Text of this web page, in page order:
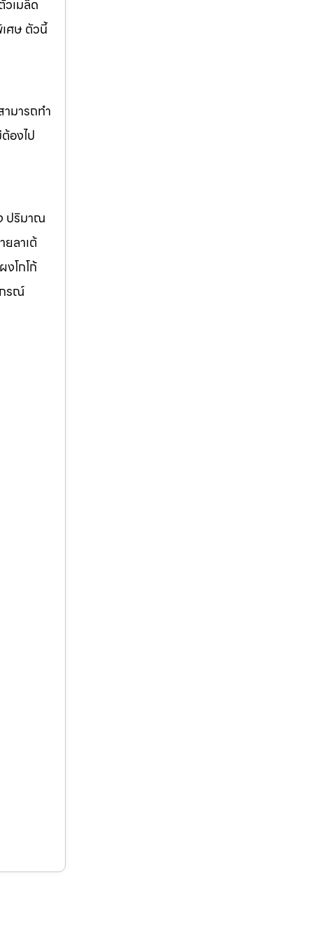
วเมล็ด
ศษ ตัวนี้
มารถทำ
องไป
ปริมาณ
ลาเต้
โกโก้
รณ์